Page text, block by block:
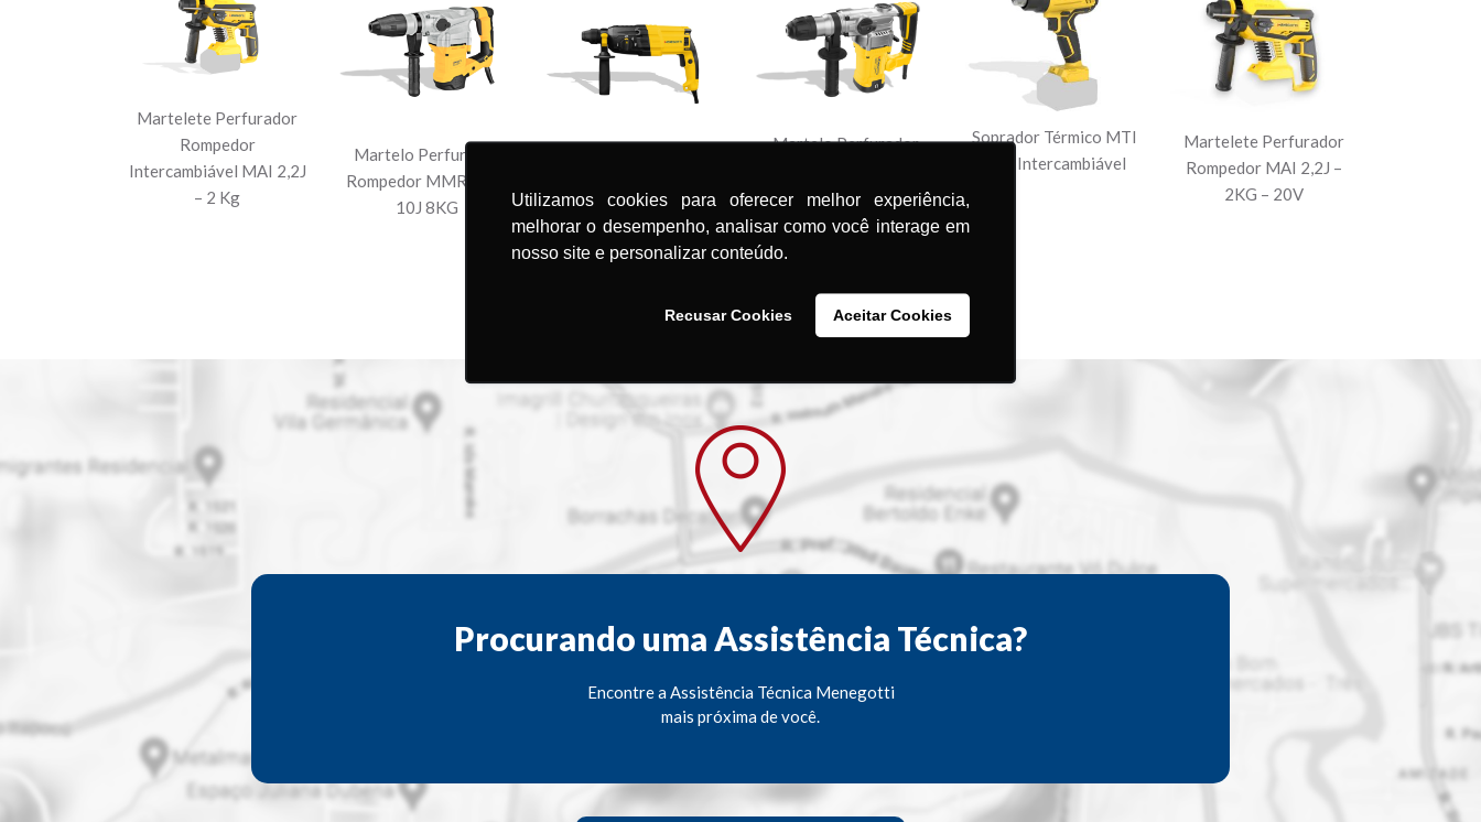
Utilizamos cookies para oferecer melhor experiência,
melhorar o desempenho, analisar como você interage em
nosso site e personalizar conteúdo.
Recusar Cookies Aceitar Cookies
Martelete Perfurador
Rompedor
Intercambiável MAI 2,2J
– 2 Kg
Martelo Perfurador
Rompedor MMR1600
10J 8KG
Martelo Perfurador
4,8J 5KG
Soprador Térmico MTI
20V Intercambiável
Martelete Perfurador
Rompedor MAI 2,2J –
2KG – 20V
Procurando uma Assistência Técnica?
Encontre a Assistência Técnica Menegotti
mais próxima de você.